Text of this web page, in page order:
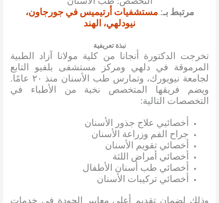
مرتبط بـ:مستشفيات أرتيميس في جورجاون،
نيودلهي، الهند
نبذة تعريفية
تخرجت الدكتورة أنجانا من كلية مولانا آزاد الطبية
المرموقة في دلهي ومركز مستشفى بلفيو التابع
لجامعة نيويورك، وتمارس طب الأسنان منذ ٢٠ عامًا.
ويضم فريقها المتخصص نخبة من الأطباء في
التخصصات التالية:
أخصائيي علاج جذور الأسنان
جراح الفم وزراعة الأسنان
أخصائي تقويم الأسنان
أخصائي أمراض اللثة
أخصائي طب أسنان الأطفال
أخصائي تركيبات الأسنان
وذلك لضمان تقديم أعلى معايير الجودة في خدمات